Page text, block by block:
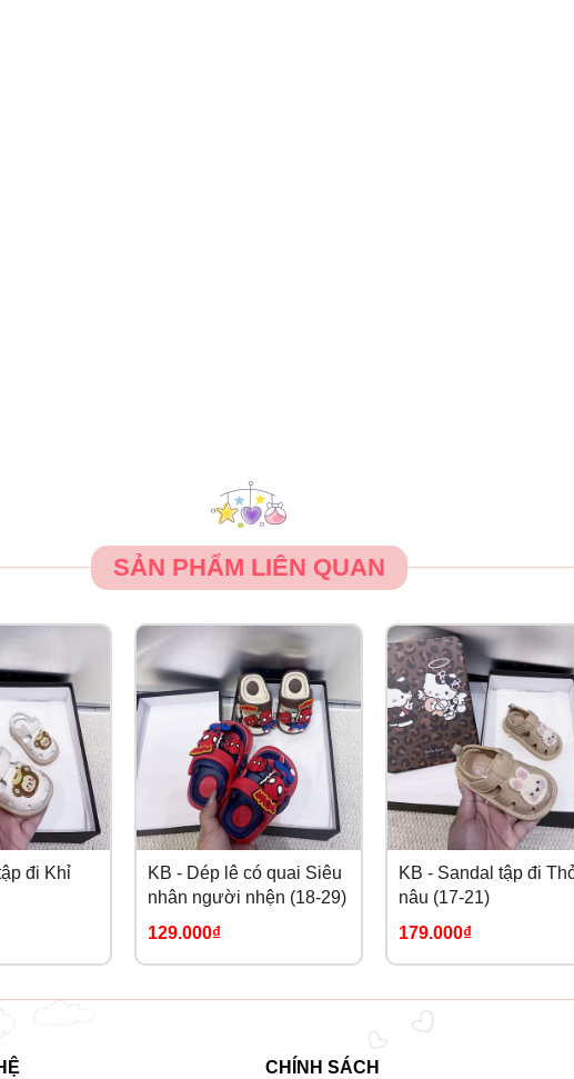
SẢN PHẨM LIÊN QUAN
đi Khỉ
KB - Dép lê có quai Siêu
nhân người nhện (18-29)
129.000₫
KB - Sandal tập đi
nâu (17-21)
179.000₫
CHÍNH SÁCH